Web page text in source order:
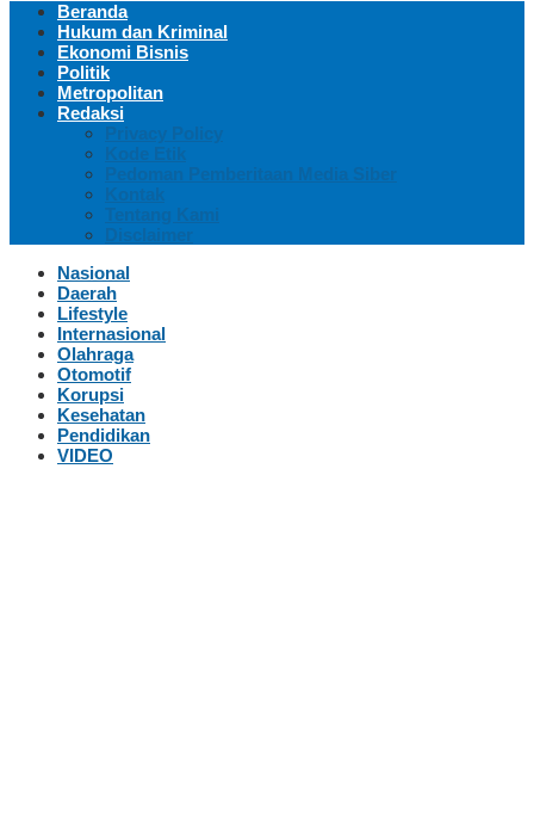
Beranda
Hukum dan Kriminal
Ekonomi Bisnis
Politik
Metropolitan
Redaksi
Privacy Policy
Kode Etik
Pedoman Pemberitaan Media Siber
Kontak
Tentang Kami
Disclaimer
Nasional
Daerah
Lifestyle
Internasional
Olahraga
Otomotif
Korupsi
Kesehatan
Pendidikan
VIDEO